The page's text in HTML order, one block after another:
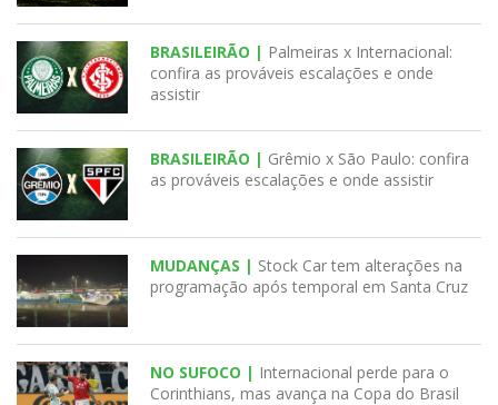
BRASILEIRÃO | Palmeiras x Internacional:
confira as prováveis escalações e onde
assistir
BRASILEIRÃO | Grêmio x São Paulo: confira
as prováveis escalações e onde assistir
MUDANÇAS | Stock Car tem alterações na
programação após temporal em Santa Cruz
NO SUFOCO | Internacional perde para o
Corinthians, mas avança na Copa do Brasil